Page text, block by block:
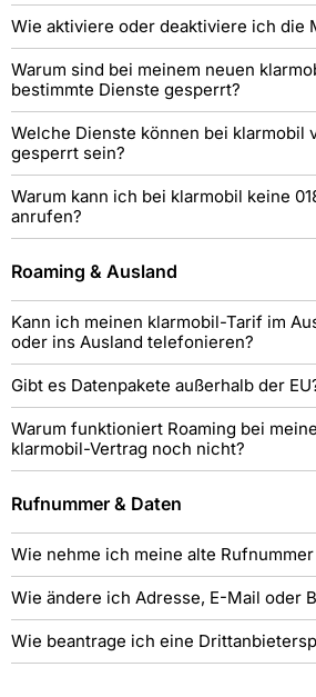
Wie aktiviere oder deaktiviere ich die
Warum sind bei meinem neuen
bestimmte Dienste gesperrt?
Welche Dienste können bei klarmobil
gesperrt sein?
Warum kann ich bei klarmobil keine
anrufen?
Roaming & Ausland
Kann ich meinen klarmobil-Tarif im
oder ins Ausland telefonieren?
Gibt es Datenpakete außerhalb der
Warum funktioniert Roaming bei
klarmobil-Vertrag noch nicht?
Rufnummer & Daten
Wie nehme ich meine alte
Wie ändere ich Adresse, E-Mail oder
Wie beantrage ich eine